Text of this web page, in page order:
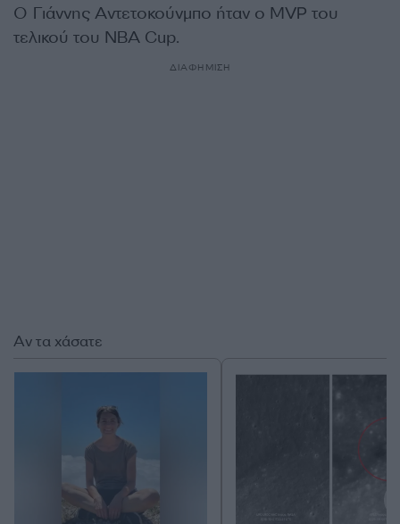
Ο Γιάννης Αντετοκούνμπο ήταν ο MVP του
τελικού του NBA Cup.
ΔΙΑΦΗΜΙΣΗ
Αν τα χάσατε